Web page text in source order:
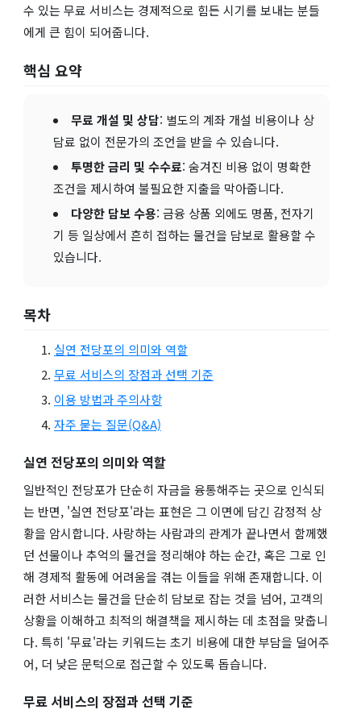
수 있는 무료 서비스는 경제적으로 힘든 시기를 보내는 분들
에게 큰 힘이 되어줍니다.
핵심 요약
무료 개설 및 상담: 별도의 계좌 개설 비용이나 상
담료 없이 전문가의 조언을 받을 수 있습니다.
투명한 금리 및 수수료: 숨겨진 비용 없이 명확한
조건을 제시하여 불필요한 지출을 막아줍니다.
다양한 담보 수용: 금융 상품 외에도 명품, 전자기
기 등 일상에서 흔히 접하는 물건을 담보로 활용할 수
있습니다.
목차
실연 전당포의 의미와 역할
무료 서비스의 장점과 선택 기준
이용 방법과 주의사항
자주 묻는 질문(Q&A)
실연 전당포의 의미와 역할
일반적인 전당포가 단순히 자금을 융통해주는 곳으로 인식되
는 반면, '실연 전당포'라는 표현은 그 이면에 담긴 감정적 상
황을 암시합니다. 사랑하는 사람과의 관계가 끝나면서 함께했
던 선물이나 추억의 물건을 정리해야 하는 순간, 혹은 그로 인
해 경제적 활동에 어려움을 겪는 이들을 위해 존재합니다. 이
러한 서비스는 물건을 단순히 담보로 잡는 것을 넘어, 고객의
상황을 이해하고 최적의 해결책을 제시하는 데 초점을 맞춥니
다. 특히 '무료'라는 키워드는 초기 비용에 대한 부담을 덜어주
어, 더 낮은 문턱으로 접근할 수 있도록 돕습니다.
무료 서비스의 장점과 선택 기준